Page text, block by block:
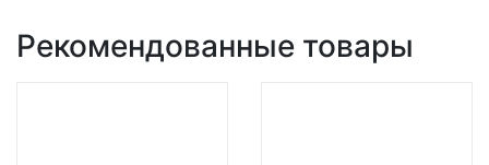
Рекомендованные товары